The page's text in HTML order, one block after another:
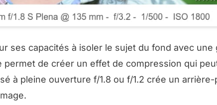
ses capacités à isoler le sujet du fond avec une
de créer un effet de compression qui
à pleine ouverture f/1.8 ou f/1.2 crée un